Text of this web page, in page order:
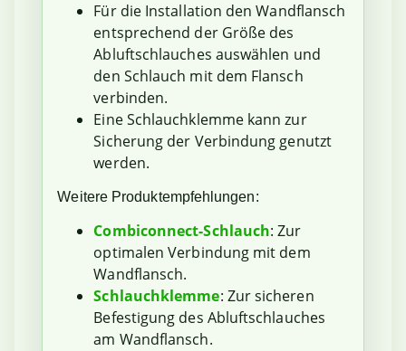
Für die Installation den Wandflansch
entsprechend der Größe des
Abluftschlauches auswählen und
den Schlauch mit dem Flansch
verbinden.
Eine Schlauchklemme kann zur
Sicherung der Verbindung genutzt
werden.
Weitere Produktempfehlungen:
Combiconnect-Schlauch: Zur
optimalen Verbindung mit dem
Wandflansch.
Schlauchklemme: Zur sicheren
Befestigung des Abluftschlauches
am Wandflansch.